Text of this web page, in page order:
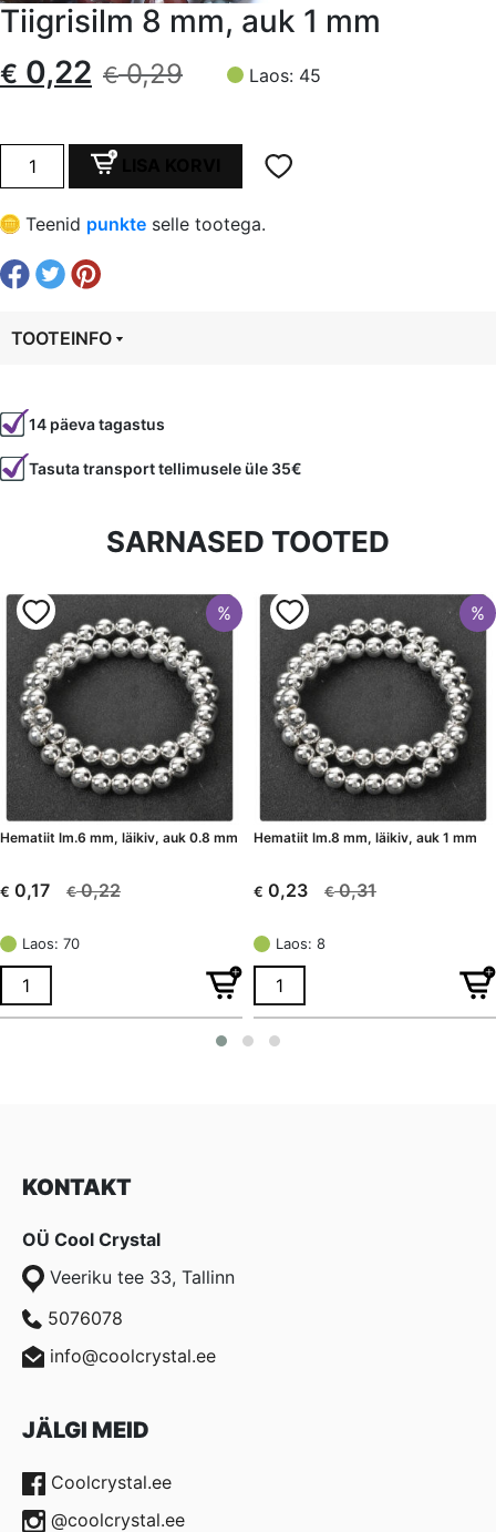
Tiigrisilm 8 mm, auk 1 mm
€0,29
Algne
oli:
€ 0,29.
€ 0,22
Current
is:
€ 0,22.
Laos: 45
Tiigrisilm
8
mm,
auk
1
mm
Teenid punkte selle tootega.
TOOTEINFO
Värvus
Mitmevärviline
Kuju
ümmargune
Tiigrisilm
14 päeva tagastus
Tasuta transport tellimusele üle 35€
SARNASED TOOTED
%
Hematiit lm.6 mm, läikiv, auk 0.8 mm
€0,22
Algne
oli:
€ 0,22.
€ 0,17
Current
is:
€ 0,17.
Laos: 70
%
Hematiit lm.8 mm, läikiv, auk 1 mm
€0,31
Algne
oli:
€ 0,31.
€ 0,23
Current
is:
€ 0,23.
Laos: 8
KONTAKT
OÜ Cool Crystal
Veeriku tee 33, Tallinn
5076078
info@coolcrystal.ee
JÄLGI MEID
Coolcrystal.ee
@coolcrystal.ee